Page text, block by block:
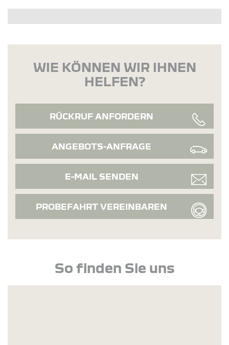
WIE KÖNNEN WIR IHNEN
HELFEN?
RÜCKRUF ANFORDERN
ANGEBOTS-ANFRAGE
E-MAIL SENDEN
PROBEFAHRT VEREINBAREN
So finden Sie uns